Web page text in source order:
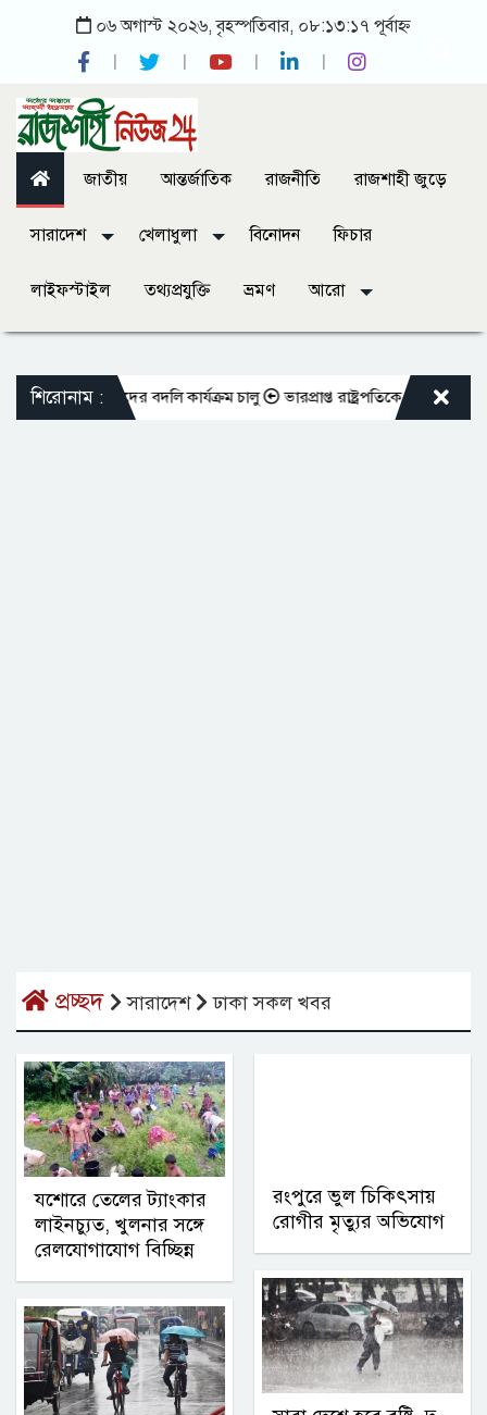
০৬ অগাস্ট ২০২৬, বৃহস্পতিবার, ০৮:১৩:১৭ পূর্বাহ্ন
জাতীয় আন্তর্জাতিক রাজনীতি রাজশাহী জুড়ে
সারাদেশ খেলাধুলা বিনোদন ফিচার
লাইফস্টাইল তথ্যপ্রযুক্তি ভ্রমণ আরো
শিরোনাম :
শিক্ষকদের বদলি কার্যক্রম চালু ভারপ্রাপ্ত রাষ্ট্রপতিকে শুভেচ্ছা জানালেন
প্রচ্ছদ সারাদেশ ঢাকা সকল খবর
যশোরে তেলের ট্যাংকার
লাইনচ্যুত, খুলনার সঙ্গে
রেলযোগাযোগ বিচ্ছিন্ন
রংপুরে ভুল চিকিৎসায়
রোগীর মৃত্যুর অভিযোগ